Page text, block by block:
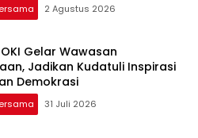
2 Agustus 2026
OKI Gelar Wawasan
Jadikan Kudatuli Inspirasi
Demokrasi
31 Juli 2026